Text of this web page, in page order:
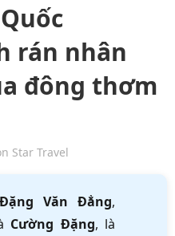
rán nhân
đông thơm
Star Travel
Đặng Văn Đẳng,
Cường Đặng, là